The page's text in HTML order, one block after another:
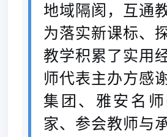
地域隔阂，互通
为落实新课标、
教学积累了实用
师代表主办方感
集团、雅安名
家、参会教师与